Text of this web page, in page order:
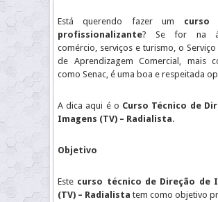
Está querendo fazer um curso
profissionalizante? Se for na
comércio, serviços e turismo, o Serviço
de Aprendizagem Comercial, mais
como Senac, é uma boa e respeitada
A dica aqui é o Curso Técnico de
Imagens (TV) – Radialista.
Objetivo
Este curso técnico de Direção de
(TV) – Radialista tem como objetivo